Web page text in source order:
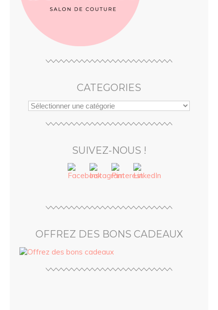
CATEGORIES
SUIVEZ-NOUS !
OFFREZ DES BONS CADEAUX